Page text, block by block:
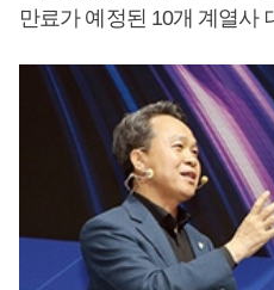
만료가 예정된 10개 계열사